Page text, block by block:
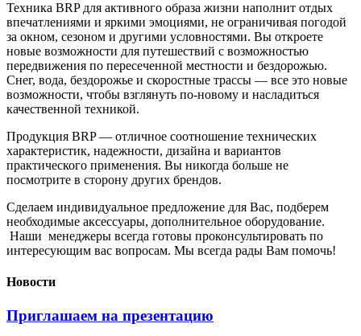
Техника BRP для активного образа жизни наполнит отдых
впечатлениями и яркими эмоциями, не ограничивая погодой
за окном, сезоном и другими условностями. Вы откроете
новые возможности для путешествий с возможностью
передвижения по пересеченной местности и бездорожью.
Снег, вода, бездорожье и скоростные трассы — все это новые
возможности, чтобы взглянуть по-новому и насладиться
качественной техникой.
Продукция BRP — отличное соотношение технических
характеристик, надежности, дизайна и вариантов
практического применения. Вы никогда больше не
посмотрите в сторону других брендов.
Сделаем индивидуальное предложение для Вас, подберем
необходимые аксессуары, дополнительное оборудование.
Наши менеджеры всегда готовы проконсультировать по
интересующим вас вопросам. Мы всегда рады Вам помочь!
Новости
Приглашаем на презентацию